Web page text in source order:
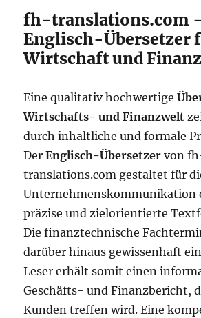
fh-translations.com
Englisch-Übersetzer
Wirtschaft und
Eine qualitativ hochwertige
Wirtschafts- und Finanzwelt
durch inhaltliche und formale
DerEnglisch-Übersetzer von
translations.com gestaltet für
Unternehmenskommunikation
präzise und zielorientierte
Die finanztechnische
darüber hinaus gewissenhaft
Leser erhält somit einen
Geschäfts- und Finanzbericht,
Kunden treffen wird. Eine